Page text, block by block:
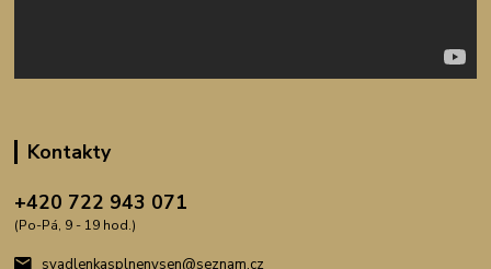
Kontakty
+420 722 943 071
(Po-Pá, 9 - 19 hod.)
svadlenkasplnenysen@seznam.cz